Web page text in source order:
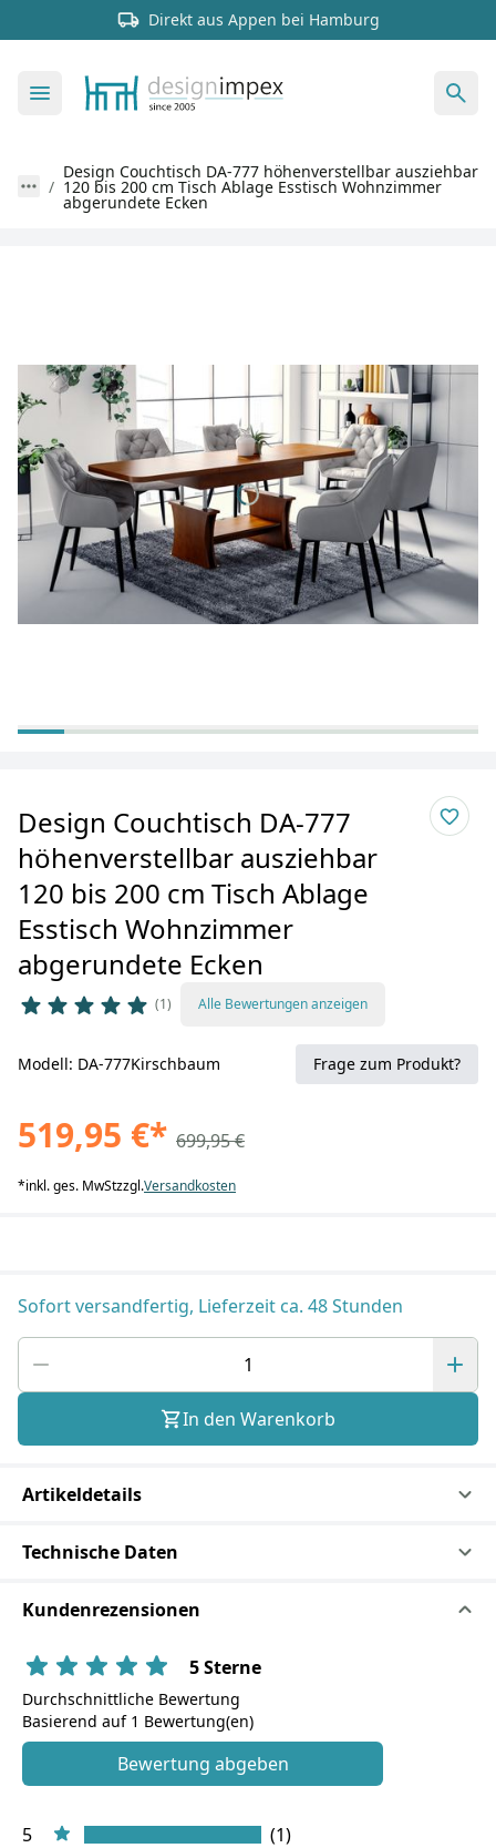
Direkt aus Appen bei Hamburg
Design Couchtisch DA-777 höhenverstellbar ausziehbar
120 bis 200 cm Tisch Ablage Esstisch Wohnzimmer
abgerundete Ecken
Design Couchtisch DA-777
höhenverstellbar ausziehbar
120 bis 200 cm Tisch Ablage
Esstisch Wohnzimmer
abgerundete Ecken
1 Alle Bewertungen anzeigen
Modell: DA-777Kirschbaum Frage zum Produkt?
519,95 €* 699,95 €
*inkl. ges. MwStzzgl.Versandkosten
Sofort versandfertig, Lieferzeit ca. 48 Stunden
In den Warenkorb
Artikeldetails
Technische Daten
Kundenrezensionen
5 Sterne
Durchschnittliche Bewertung
Basierend auf 1 Bewertung(en)
Bewertung abgeben
5
(1)